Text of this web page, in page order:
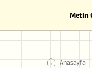
Metin
Anasayfa